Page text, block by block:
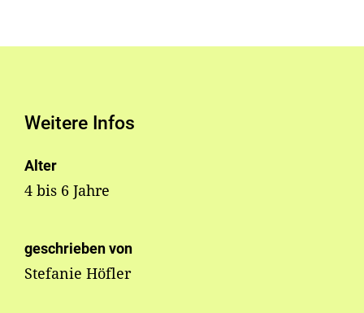
Weitere Infos
Alter
4 bis 6 Jahre
geschrieben von
Stefanie Höfler